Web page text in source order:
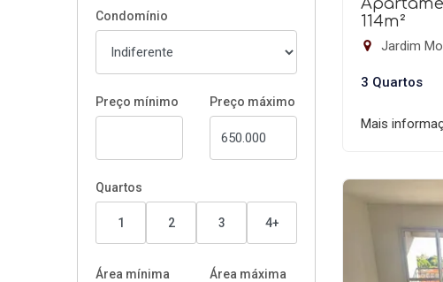
Condomínio
Preço mínimo Preço máximo
Quartos
1 2 3 4+
Área mínima Área máxima
114m²
Jardim
3 Quartos
Mais